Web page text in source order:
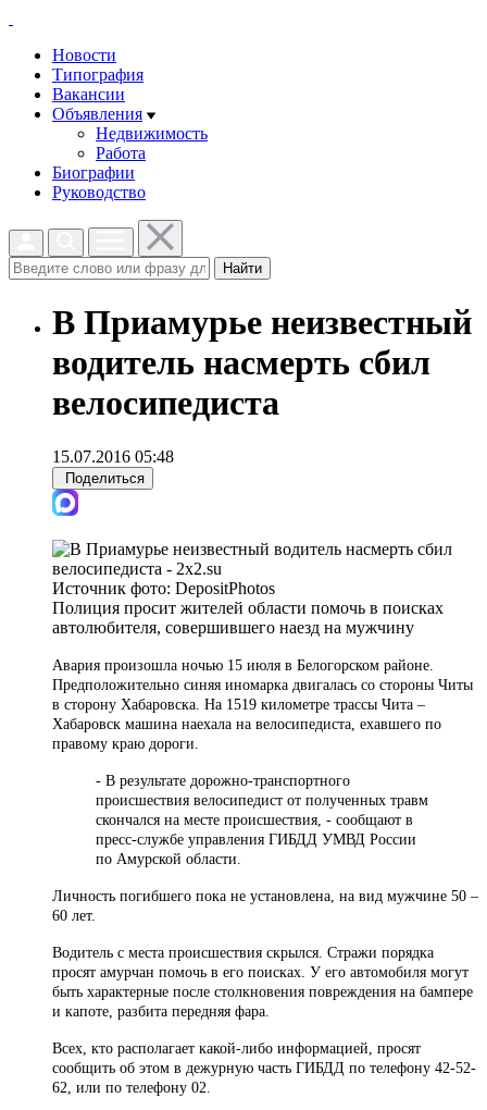
Новости
Типография
Вакансии
Объявления
Недвижимость
Работа
Биографии
Руководство
Найти
В Приамурье неизвестный
водитель насмерть сбил
велосипедиста
15.07.2016 05:48
Поделиться
Источник фото: DepositPhotos
Полиция просит жителей области помочь в поисках
автолюбителя, совершившего наезд на мужчину
Авария произошла ночью 15 июля в Белогорском районе.
Предположительно синяя иномарка двигалась со стороны Читы
в сторону Хабаровска. На 1519 километре трассы Чита –
Хабаровск машина наехала на велосипедиста, ехавшего по
правому краю дороги.
- В результате дорожно-транспортного
происшествия велосипедист от полученных травм
скончался на месте происшествия, - сообщают в
пресс-службе управления ГИБДД УМВД России
по Амурской области.
Личность погибшего пока не установлена, на вид мужчине 50 –
60 лет.
Водитель с места происшествия скрылся. Стражи порядка
просят амурчан помочь в его поисках. У его автомобиля могут
быть характерные после столкновения повреждения на бампере
и капоте, разбита передняя фара.
Всех, кто располагает какой-либо информацией, просят
сообщить об этом в дежурную часть ГИБДД по телефону 42-52-
62, или по телефону 02.